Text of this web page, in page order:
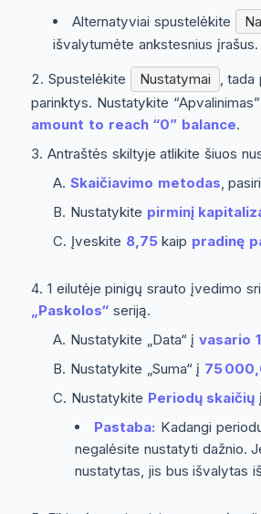
Alternatyviai spustelėkite
išvalytumėte ankstesnius įrašus.
Spustelėkite
Nustatymai , tada
parinktys. Nustatykite
amount to reach “0” balance.
Antraštės skiltyje atlikite šiuos
Skaičiavimo metodas,
Nustatykite pirminį
Įveskite 8,75kaip pradinę
1 eilutėje pinigų srauto įvedimo
„Paskolos“ seriją.
Nustatykite „Data“ įvasario
Nustatykite „Suma“ į 75
Nustatykite Periodų skaičių į
Pastaba: Kadangi
negalėsite nustatyti dažnio.
nustatytas, jis bus išvalytas